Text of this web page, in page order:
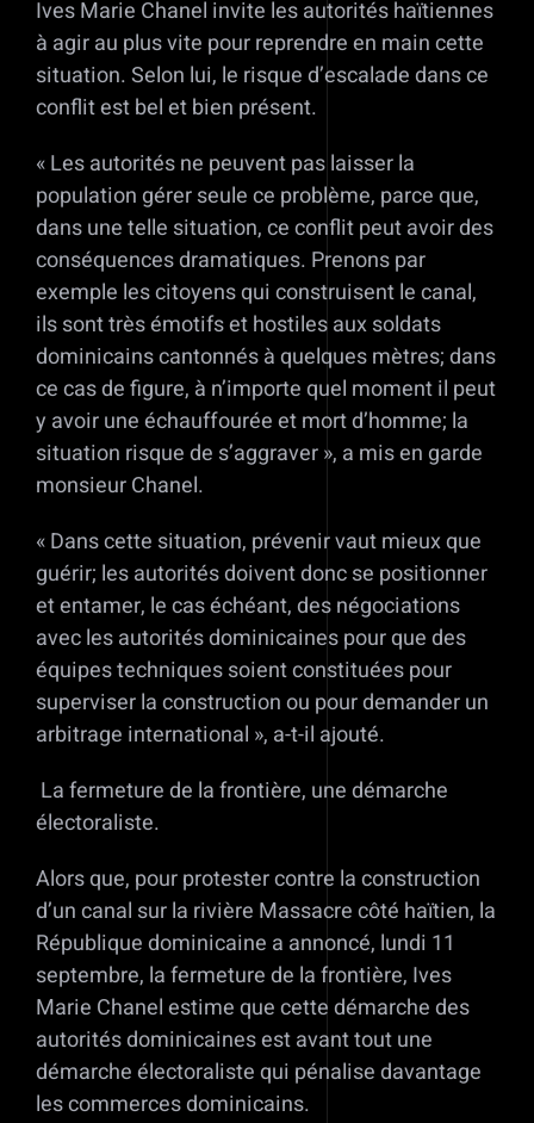
Ives Marie Chanel invite les autorités haïtiennes
à agir au plus vite pour reprendre en main cette
situation. Selon lui, le risque d’escalade dans ce
conflit est bel et bien présent.
« Les autorités ne peuvent pas laisser la
population gérer seule ce problème, parce que,
dans une telle situation, ce conflit peut avoir des
conséquences dramatiques. Prenons par
exemple les citoyens qui construisent le canal,
ils sont très émotifs et hostiles aux soldats
dominicains cantonnés à quelques mètres; dans
ce cas de figure, à n’importe quel moment il peut
y avoir une échauffourée et mort d’homme; la
situation risque de s’aggraver », a mis en garde
monsieur Chanel.
« Dans cette situation, prévenir vaut mieux que
guérir; les autorités doivent donc se positionner
et entamer, le cas échéant, des négociations
avec les autorités dominicaines pour que des
équipes techniques soient constituées pour
superviser la construction ou pour demander un
arbitrage international », a-t-il ajouté.
La fermeture de la frontière, une démarche
électoraliste.
Alors que, pour protester contre la construction
d’un canal sur la rivière Massacre côté haïtien, la
République dominicaine a annoncé, lundi 11
septembre, la fermeture de la frontière, Ives
Marie Chanel estime que cette démarche des
autorités dominicaines est avant tout une
démarche électoraliste qui pénalise davantage
les commerces dominicains.